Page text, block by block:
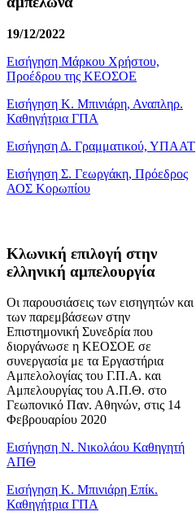
19/12/2022
Εισήγηση Μάρκου Χρήστου,
Προέδρου της ΚΕΟΣΟΕ
Εισήγηση Κ. Μπινιάρη, Αναπληρ.
Καθηγήτρια ΓΠΑ
Εισήγηση Δ. Γραμματικού, ΥΠΑΑΤ
Εισήγηση Σ. Γεωργάκη, Πρόεδρος
ΑΟΣ Κορωπίου
Κλωνική επιλογή στην
ελληνική αμπελουργία
Οι παρουσιάσεις των εισηγητών και
των παρεμβάσεων στην
Επιστημονική Συνεδρία που
διοργάνωσε η ΚΕΟΣΟΕ σε
συνεργασία με τα Εργαστήρια
Αμπελολογίας του Γ.Π.Α. και
Αμπελουργίας του Α.Π.Θ. στο
Γεωπονικό Παν. Αθηνών, στις 14
Φεβρουαρίου 2020
Εισήγηση Ν. Νικολάου Καθηγητή
ΑΠΘ
Εισήγηση Κ. Μπινιάρη Επίκ.
Καθηγήτρια ΓΠΑ